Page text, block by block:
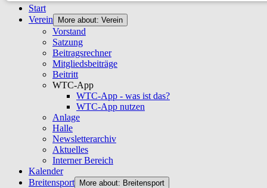
Start
Verein
More about: Verein
Vorstand
Satzung
Beitragsrechner
Mitgliedsbeiträge
Beitritt
WTC-App
WTC-App - was ist das?
WTC-App nutzen
Anlage
Halle
Newsletterarchiv
Aktuelles
Interner Bereich
Kalender
Breitensport
More about: Breitensport